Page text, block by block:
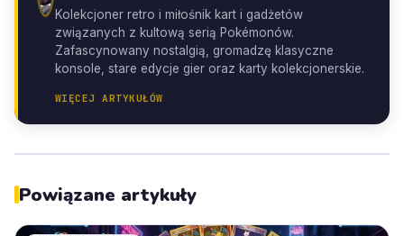
Kolekcjoner retro i miłośnik kart i gadżetów
związanych z kultową serią Pokémonów.
Zafascynowany nostalgią, gromadzę klasyczne
konsole, stare edycje gier oraz karty kolekcjonerskie.
WIĘCEJ ARTYKUŁÓW
Powiązane artykuły